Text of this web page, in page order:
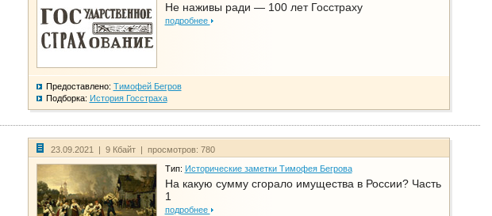
Не наживы ради — 100 лет Госстраху
подробнее
Предоставлено: Тимофей Бегров
Подборка: История Госстраха
23.09.2021 | 9 Кбайт | просмотров: 780
Тип: Исторические заметки Тимофея Бегрова
На какую сумму сгорало имущества в России? Часть
1
подробнее